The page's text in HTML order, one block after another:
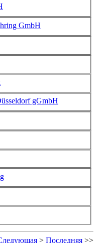
GmbH
gGmbH
> Последняя >>